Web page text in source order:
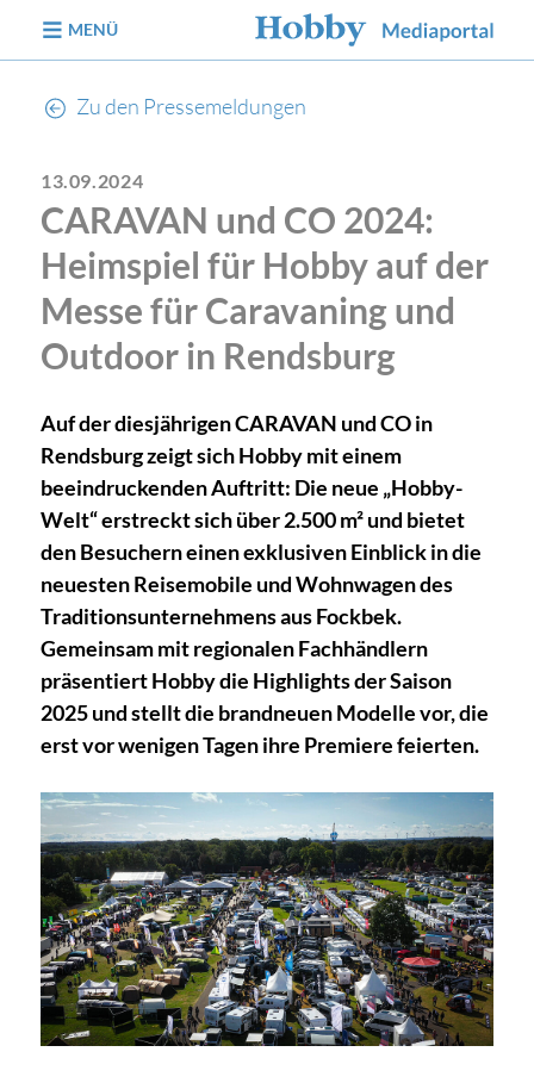
MENÜ
Zu den Pressemeldungen
13.09.2024
CARAVAN und CO 2024:
Heimspiel für Hobby auf der
Messe für Caravaning und
Outdoor in Rendsburg
Auf der diesjährigen CARAVAN und CO in
Rendsburg zeigt sich Hobby mit einem
beeindruckenden Auftritt: Die neue „Hobby-
Welt“ erstreckt sich über 2.500 m² und bietet
den Besuchern einen exklusiven Einblick in die
neuesten Reisemobile und Wohnwagen des
Traditionsunternehmens aus Fockbek.
Gemeinsam mit regionalen Fachhändlern
präsentiert Hobby die Highlights der Saison
2025 und stellt die brandneuen Modelle vor, die
erst vor wenigen Tagen ihre Premiere feierten.